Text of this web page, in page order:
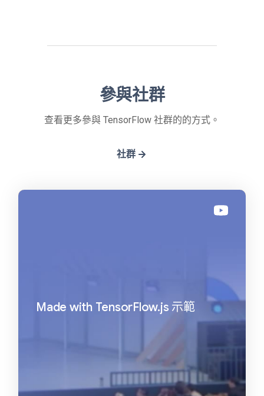
參與社群
查看更多參與 TensorFlow 社群的的方式。
社群
Made with TensorFlow.js 示範